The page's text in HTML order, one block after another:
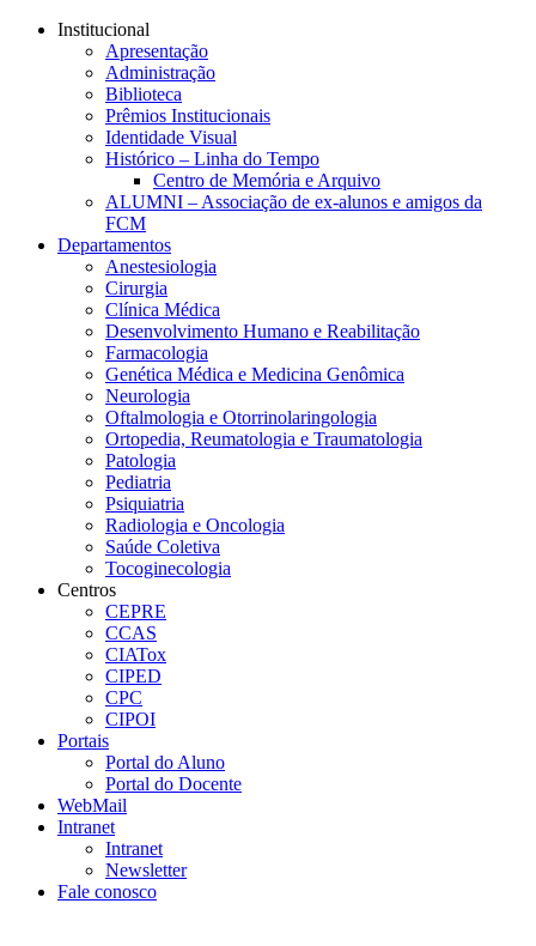
Conteúdo principal
Institucional
Apresentação
Administração
Biblioteca
Prêmios Institucionais
Identidade Visual
Histórico – Linha do Tempo
Centro de Memória e Arquivo
ALUMNI – Associação de ex-alunos e amigos da
FCM
Departamentos
Anestesiologia
Cirurgia
Clínica Médica
Desenvolvimento Humano e Reabilitação
Farmacologia
Genética Médica e Medicina Genômica
Neurologia
Oftalmologia e Otorrinolaringologia
Ortopedia, Reumatologia e Traumatologia
Patologia
Pediatria
Psiquiatria
Radiologia e Oncologia
Saúde Coletiva
Tocoginecologia
Centros
CEPRE
CCAS
CIATox
CIPED
CPC
CIPOI
Portais
Portal do Aluno
Portal do Docente
WebMail
Intranet
Intranet
Newsletter
Fale conosco